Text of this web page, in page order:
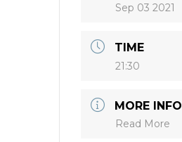
Sep 03 2021
TIME
21:30
MORE INFO
Read More